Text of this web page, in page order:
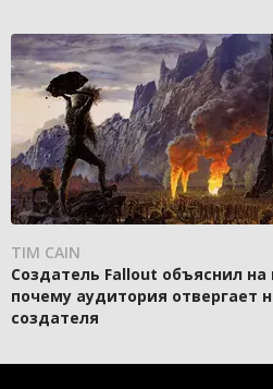
TIM CAIN
Создатель Fallout объяснил
почему аудитория отвергает
создателя